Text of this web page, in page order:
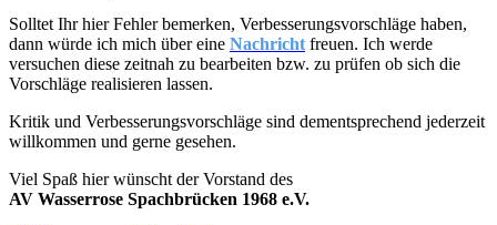
Solltet Ihr hier Fehler bemerken, Verbesserungsvorschläge haben,
dann würde ich mich über eine Nachricht freuen. Ich werde
versuchen diese zeitnah zu bearbeiten bzw. zu prüfen ob sich die
Vorschläge realisieren lassen.
Kritik und Verbesserungsvorschläge sind dementsprechend jederzeit
willkommen und gerne gesehen.
Viel Spaß hier wünscht der Vorstand des
AV Wasserrose Spachbrücken 1968 e.V.